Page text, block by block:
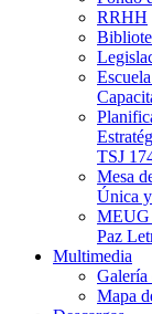
RRHH
TSJ
Mesa
Única
MEUG
Paz
Multimedia
Galería
Mapa